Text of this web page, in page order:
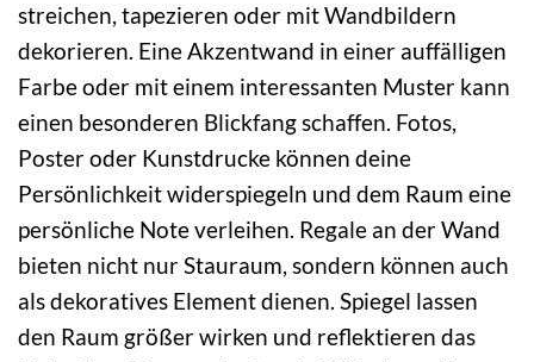
streichen, tapezieren oder mit Wandbildern
dekorieren. Eine Akzentwand in einer auffälligen
Farbe oder mit einem interessanten Muster kann
einen besonderen Blickfang schaffen. Fotos,
Poster oder Kunstdrucke können deine
Persönlichkeit widerspiegeln und dem Raum eine
persönliche Note verleihen. Regale an der Wand
bieten nicht nur Stauraum, sondern können auch
als dekoratives Element dienen. Spiegel lassen
den Raum größer wirken und reflektieren das